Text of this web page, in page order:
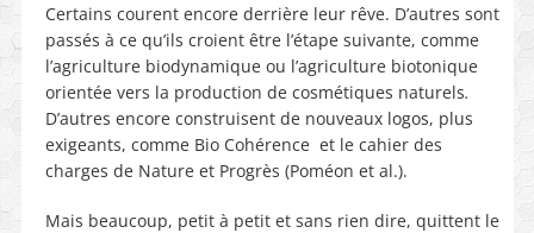
Certains courent encore derrière leur rêve. D’autres sont
passés à ce qu’ils croient être l’étape suivante, comme
l’agriculture biodynamique ou l’agriculture biotonique
orientée vers la production de cosmétiques naturels.
D’autres encore construisent de nouveaux logos, plus
exigeants, comme Bio Cohérence et le cahier des
charges de Nature et Progrès (Poméon et al.).
Mais beaucoup, petit à petit et sans rien dire, quittent le